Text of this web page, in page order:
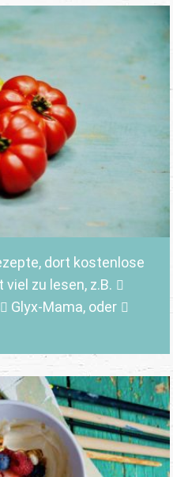
, dort kostenlose
zu lesen, z.B.
Glyx-Mama,oder